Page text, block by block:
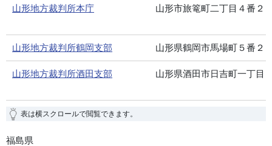
山形地方裁判所本庁 山形市旅篭町二丁目４番２
山形地方裁判所鶴岡支部 山形県鶴岡市馬場町５番２
山形地方裁判所酒田支部 山形県酒田市日吉町一丁目
表は横スクロールで閲覧できます。
福島県